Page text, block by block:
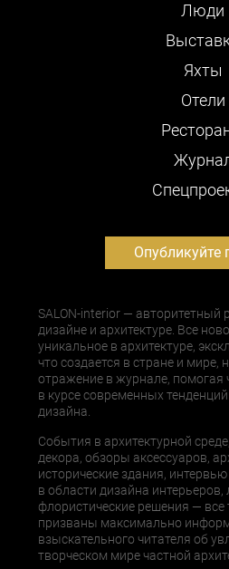
Люди
Яхты
Отели
Опубликуйте
SALON-interior — авторитетный
дизайне и архитектуре. Все
уникальное в архитектуре,
что создается в стране и мире,
отражение в журнале, помогая
в курсе современных
дизайна.
События в архитектурной
декора, обзоры аксессуаров,
исторические здания,
в области дизайна
флористические решения —
призваны максимально
взыскательного читателя об
творческом мире частной